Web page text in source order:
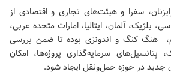
سفرا و هیئت‌های تجاری و اقتصادی از
بلژیک، ‌آلمان، ایتالیا، امارات متحده عربی،
هنگ کنگ و اندونزی بوده تا ضمن بررسی
پتانسیل‌های سرمایه‌گذاری پروژه‌ها، امکان
جدید در حوزه حمل‌ونقل ایجاد شود.